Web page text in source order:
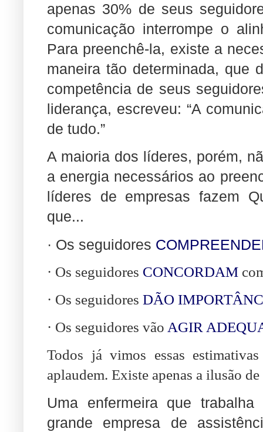
apenas 30% de seus
comunicação interrompe o
Para preenchê-la, existe a
maneira tão determinada, que
competência de seus
liderança, escreveu: “A
de tudo.”
A maioria dos líderes, porém,
a energia necessários ao
líderes de empresas fazem
que...
· Os seguidores
· Os seguidores CONCORDAM
· Os seguidores DÃO
· Os seguidores vão AGIR
Todos já vimos essas
aplaudem. Existe apenas a ilusão
Uma enfermeira que trabalha
grande empresa de